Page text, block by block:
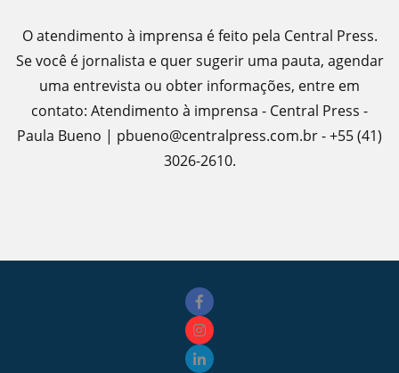
O atendimento à imprensa é feito pela Central Press.
Se você é jornalista e quer sugerir uma pauta, agendar
uma entrevista ou obter informações, entre em
contato: Atendimento à imprensa - Central Press -
Paula Bueno | pbueno@centralpress.com.br - +55 (41)
3026-2610.